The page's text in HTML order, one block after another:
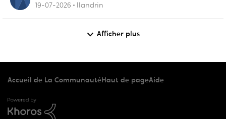
19-07-2026 llandrin
Afficher plus
Accueil de La CommunautéHaut de pageAide